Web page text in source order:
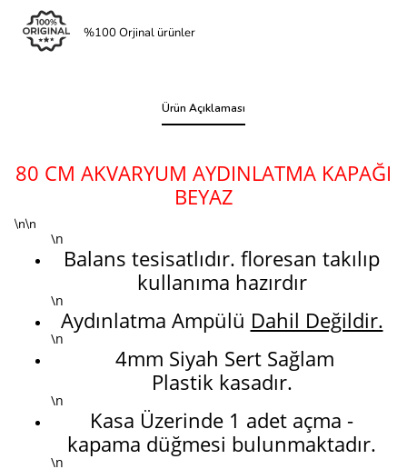
%100 Orjinal ürünler
Ürün Açıklaması
80 CM AKVARYUM AYDINLATMA KAPAĞI
BEYAZ
\n\n
\n
Balans tesisatlıdır. floresan takılıp
kullanıma hazırdır
\n
Aydınlatma Ampülü Dahil Değildir.
\n
4mm Siyah Sert Sağlam
Plastik kasadır.
\n
Kasa Üzerinde 1 adet açma -
kapama düğmesi bulunmaktadır.
\n